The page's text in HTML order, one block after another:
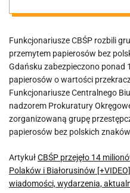
Funkcjonariusze CBŚP rozbili
przemytem papierosów bez
Gdańsku zabezpieczono ponad
papierosów o wartości
Funkcjonariusze Centralnego
nadzorem Prokuratury
zorganizowaną grupę
papierosów bez polskich
ArtykułCBŚP przejęło 14
Polaków i Białorusinów [+VIDEO]
wiadomości, wydarzenia,